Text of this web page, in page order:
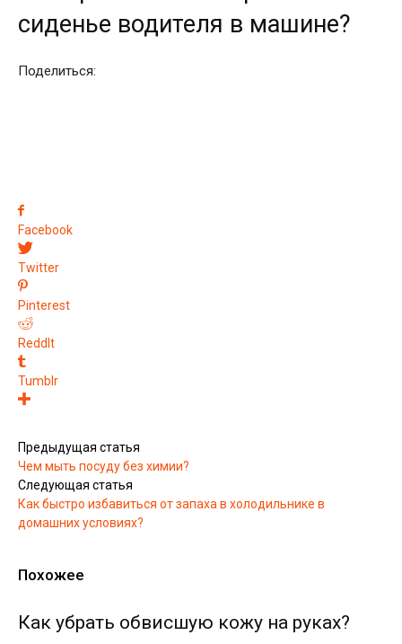
сиденье водителя в машине?
Поделиться:
Facebook
Twitter
Pinterest
ReddIt
Tumblr
Предыдущая статья
Чем мыть посуду без химии?
Следующая статья
Как быстро избавиться от запаха в холодильнике в
домашних условиях?
Похожее
Как убрать обвисшую кожу на руках?